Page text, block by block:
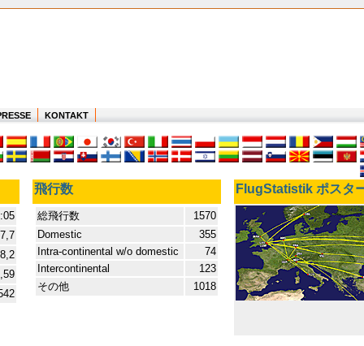
KONTAKT
飛行数 FlugStatistik ポスタ
総飛行数
1570
Domestic
355
Intra-continental w/o domestic
74
Intercontinental
123
その他
1018